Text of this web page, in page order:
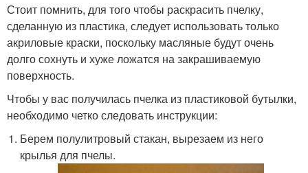
Стоит помнить, для того чтобы раскрасить пчелку,
сделанную из пластика, следует использовать только
акриловые краски, поскольку масляные будут очень
долго сохнуть и хуже ложатся на закрашиваемую
поверхность.
Чтобы у вас получилась пчелка из пластиковой бутылки,
необходимо четко следовать инструкции:
Берем полулитровый стакан, вырезаем из него
крылья для пчелы.